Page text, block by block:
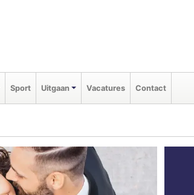
Sport Uitgaan Vacatures Contact